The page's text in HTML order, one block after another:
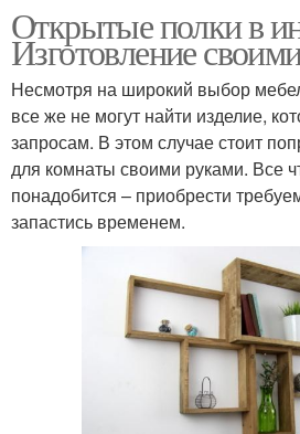
Открытые полки в
Изготовление
Несмотря на широкий выбор
все же не могут найти изделие,
запросам. В этом случае стоит
для комнаты своими руками. Все
понадобится – приобрести
запастись временем.